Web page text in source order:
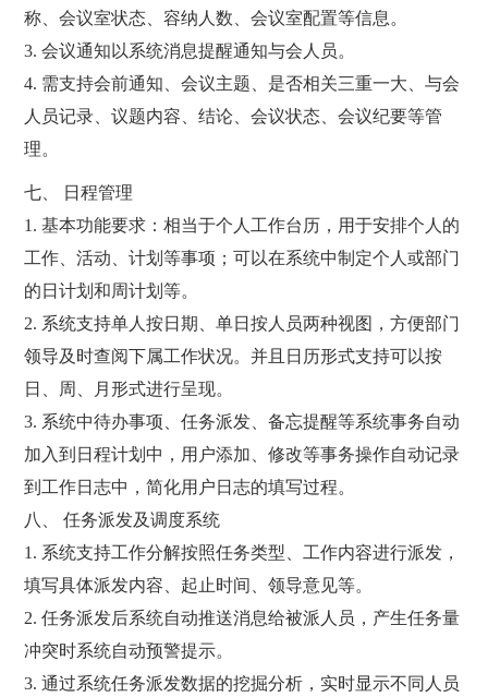
称、会议室状态、容纳人数、会议室配置等信息。
3. 会议通知以系统消息提醒通知与会人员。
4. 需支持会前通知、会议主题、是否相关三重一大、与会
人员记录、议题内容、结论、会议状态、会议纪要等管
理。
七、 日程管理
1. 基本功能要求：相当于个人工作台历，用于安排个人的
工作、活动、计划等事项；可以在系统中制定个人或部门
的日计划和周计划等。
2. 系统支持单人按日期、单日按人员两种视图，方便部门
领导及时查阅下属工作状况。并且日历形式支持可以按
日、周、月形式进行呈现。
3. 系统中待办事项、任务派发、备忘提醒等系统事务自动
加入到日程计划中，用户添加、修改等事务操作自动记录
到工作日志中，简化用户日志的填写过程。
八、 任务派发及调度系统
1. 系统支持工作分解按照任务类型、工作内容进行派发，
填写具体派发内容、起止时间、领导意见等。
2. 任务派发后系统自动推送消息给被派人员，产生任务量
冲突时系统自动预警提示。
3. 通过系统任务派发数据的挖掘分析，实时显示不同人员